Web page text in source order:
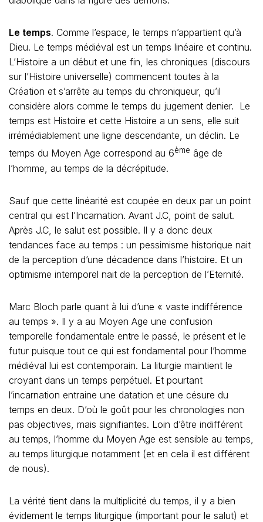
Le temps. Comme l’espace, le temps n’appartient qu’à
Dieu. Le temps médiéval est un temps linéaire et continu.
L’Histoire a un début et une fin, les chroniques (discours
sur l’Histoire universelle) commencent toutes à la
Création et s’arrête au temps du chroniqueur, qu’il
considère alors comme le temps du jugement denier. Le
temps est Histoire et cette Histoire a un sens, elle suit
irrémédiablement une ligne descendante, un déclin. Le
temps du Moyen Age correspond au 6ème âge de
l’homme, au temps de la décrépitude.
Sauf que cette linéarité est coupée en deux par un point
central qui est l’Incarnation. Avant J.C, point de salut.
Après J.C, le salut est possible. Il y a donc deux
tendances face au temps : un pessimisme historique nait
de la perception d’une décadence dans l’histoire. Et un
optimisme intemporel nait de la perception de l’Eternité.
Marc Bloch parle quant à lui d’une « vaste indifférence
au temps ». Il y a au Moyen Age une confusion
temporelle fondamentale entre le passé, le présent et le
futur puisque tout ce qui est fondamental pour l’homme
médiéval lui est contemporain. La liturgie maintient le
croyant dans un temps perpétuel. Et pourtant
l’incarnation entraine une datation et une césure du
temps en deux. D’où le goût pour les chronologies non
pas objectives, mais signifiantes. Loin d’être indifférent
au temps, l’homme du Moyen Age est sensible au temps,
au temps liturgique notamment (et en cela il est différent
de nous).
La vérité tient dans la multiplicité du temps, il y a bien
évidement le temps liturgique (important pour le salut) et